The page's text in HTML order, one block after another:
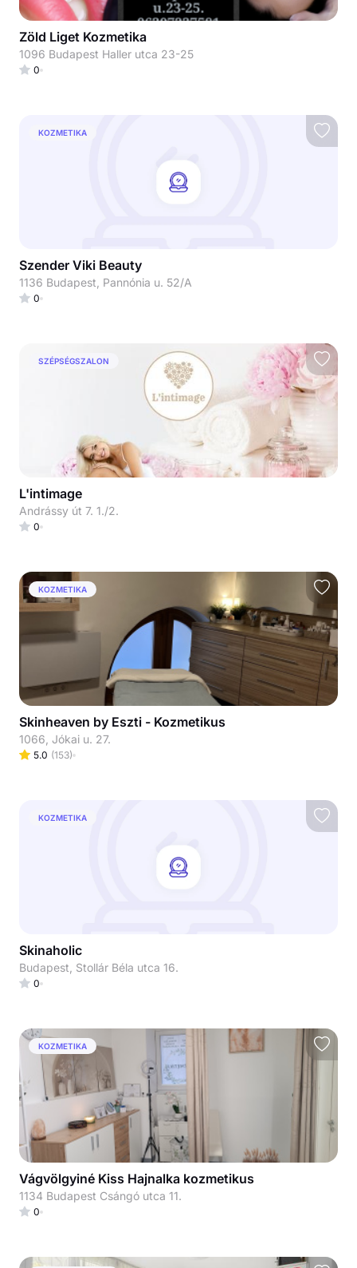
Zöld Liget Kozmetika
1096 Budapest Haller utca 23-25
0
KOZMETIKA
Szender Viki Beauty
1136 Budapest, Pannónia u. 52/A
0
SZÉPSÉGSZALON
L'intimage
Andrássy út 7. 1./2.
0
KOZMETIKA
Skinheaven by Eszti - Kozmetikus
1066, Jókai u. 27.
5.0 (153)
KOZMETIKA
Skinaholic
Budapest, Stollár Béla utca 16.
0
KOZMETIKA
Vágvölgyiné Kiss Hajnalka kozmetikus
1134 Budapest Csángó utca 11.
0